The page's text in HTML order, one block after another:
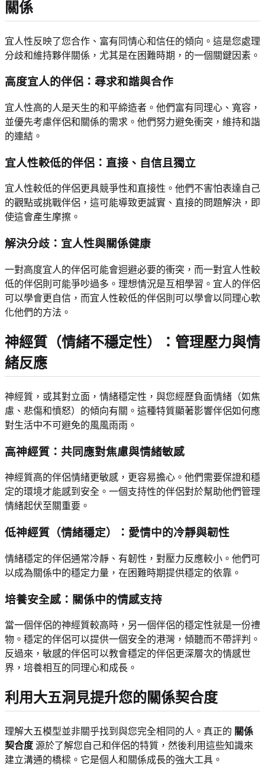
關係
宜人性反映了您合作、富有同情心和信任的傾向。這是您處理
分歧和維持夥伴關係，尤其是在困難時期，的一個關鍵因素。
高度宜人的伴侶：尋求和諧與合作
宜人性高的人是天生的和平締造者。他們富有同理心、寬容，
並優先考慮伴侶和關係的需求。他們努力避免衝突，維持和諧
的連結。
宜人性較低的伴侶：直接、自信且獨立
宜人性較低的伴侶更具競爭性和直接性。他們不害怕表達自己
的觀點或挑戰伴侶，這可能導致更誠實、直接的問題解決，即
使這會產生摩擦。
解決分歧：宜人性與關係健康
一對高度宜人的伴侶可能會迴避必要的衝突，而一對宜人性較
低的伴侶則可能爭吵過多。理想情況是互相學習。宜人的伴侶
可以學會更自信，而宜人性較低的伴侶則可以學會以同理心軟
化他們的方法。
神經質（情緒不穩定性）：管理壓力與情
緒反應
神經質，或其對立面，情緒穩定性，與您經歷負面情緒（如焦
慮、悲傷和憤怒）的傾向有關。這種特質顯著影響伴侶如何應
對生活中不可避免的風風雨雨。
高神經質：共同應對焦慮與情緒敏感
神經質高的伴侶情緒更敏感，更容易擔心。他們需要保證和穩
定的環境才能感到安全。一個支持性的伴侶對於幫助他們管理
情緒起伏至關重要。
低神經質（情緒穩定）：愛情中的冷靜與韌性
情緒穩定的伴侶通常冷靜、有韌性，對壓力反應較小。他們可
以成為關係中的穩定力量，在困難時期提供穩定的依靠。
培養安全感：關係中的情感支持
當一個伴侶的神經質較高時，另一個伴侶的穩定性就是一份禮
物。穩定的伴侶可以提供一個安全的港灣，傾聽而不帶評判。
反過來，敏感的伴侶可以教會穩定的伴侶更深層次的情感世
界，培養相互的同理心和成長。
利用大五洞見提升您的關係契合度
理解大五模型並非關乎找到與您完全相同的人。真正的 關係
契合度 源於了解您自己和伴侶的特質，然後利用這些知識來
建立溝通的橋樑。它是個人和關係成長的強大工具。